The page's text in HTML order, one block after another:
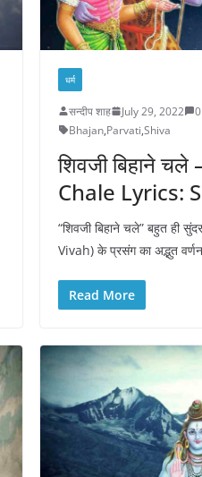
धर्म
सन्दीप शाह July 29, 2022
Bhajan,Parvati,Shiva
शिवजी बिहाने
Chale Lyrics:
“शिवजी बिहाने चले” बहुत ही
Vivah) के प्रसंग का अद्भुत
Read More